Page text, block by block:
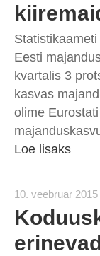
Eesti
kvartalis 3
kasvas
olime
Loe lisaks
10. veebruar 2015